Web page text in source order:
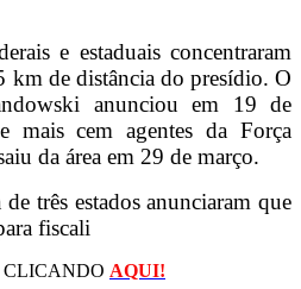
e estaduais concentraram
km de distância do presídio. O
anunciou em 19 de
mais cem agentes da Força
da área em 29 de março.
de três estados anunciaram que
fiscali
AQUI!